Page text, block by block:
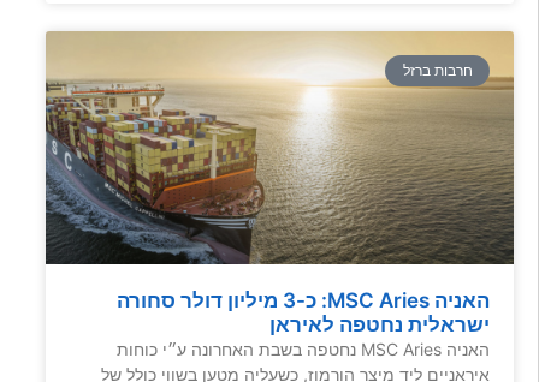
חרבות ברזל
האניה MSC Aries: כ-3 מיליון דולר סחורה
ישראלית נחטפה לאיראן
האניה MSC Aries נחטפה בשבת האחרונה ע״י כוחות
איראניים ליד מיצר הורמוז, כשעליה מטען בשווי כולל של